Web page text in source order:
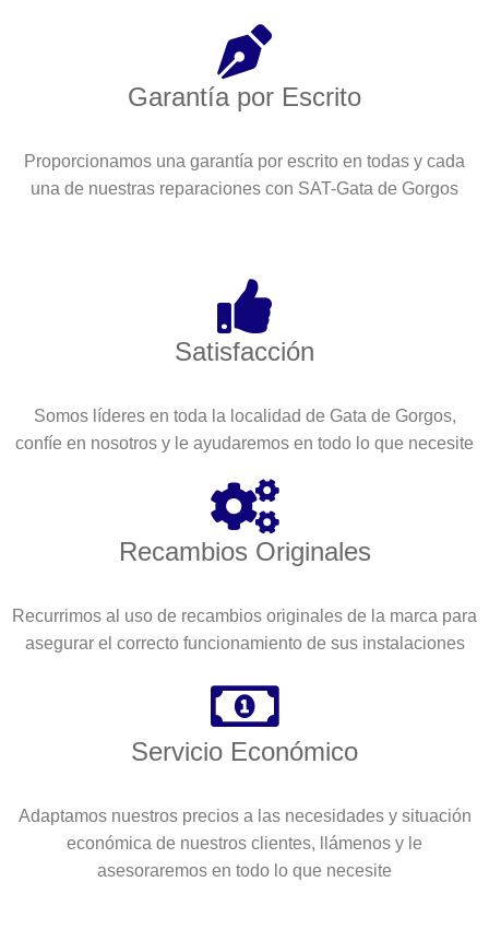
Garantía por Escrito
Proporcionamos una garantía por escrito en todas y cada
una de nuestras reparaciones con SAT-Gata de Gorgos
Satisfacción
Somos líderes en toda la localidad de Gata de Gorgos,
confíe en nosotros y le ayudaremos en todo lo que necesite
Recambios Originales
Recurrimos al uso de recambios originales de la marca para
asegurar el correcto funcionamiento de sus instalaciones
Servicio Económico
Adaptamos nuestros precios a las necesidades y situación
económica de nuestros clientes, llámenos y le
asesoraremos en todo lo que necesite